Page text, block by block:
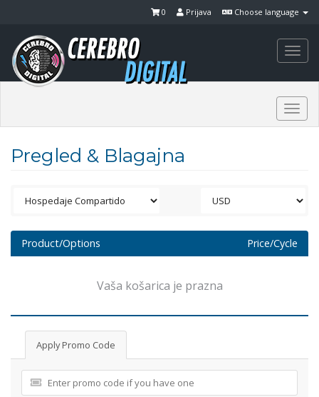
Choose language
Prijava
0
Pregled & Blagajna
Product/Options Price/Cycle
Vaša košarica je prazna
Apply Promo Code